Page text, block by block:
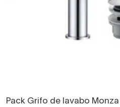
Pack Grifo de lavabo